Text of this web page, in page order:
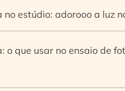
no estúdio: adorooo a luz
o que usar no ensaio de